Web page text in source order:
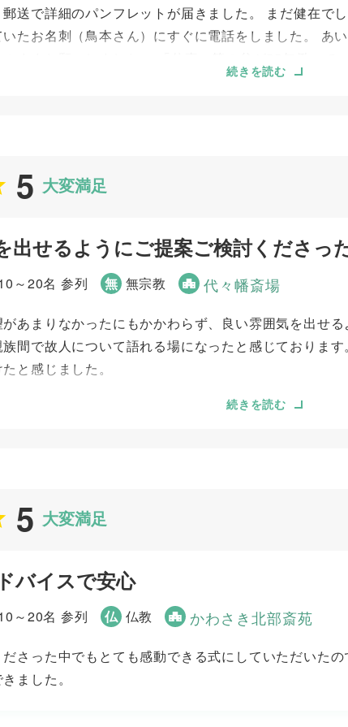
送で詳細のパンフレットが届きました。 まだ健在で
たお名刺（鳥本さん）にすぐに電話をしました。 あ
ですが、職場の写真などは持っておらず、時間的にも
アフターサービスもありました。
5 事前相談 5 お迎
5 ご葬儀当日の対応
続きを読む
5 大変満足
出せるようにご提案ご検討くださっ
～20名 参列 無 無宗教 代々幡斎場
あまりなかったにもかかわらず、良い雰囲気を出せ
間で故人について語れる場になったと感じておりま
と感じました。
次
続きを読む
5 大変満足
バイスで安心
～20名 参列 仏 仏教 かわさき北部斎苑
さった中でもとても感動できる式にしていただいた
ました。